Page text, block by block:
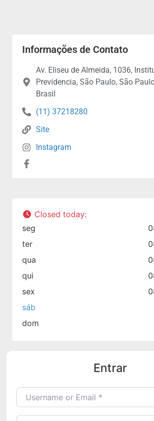
Informações de Contato
Av. Eliseu de Almeida, 1036,
Previdencia, São Paulo, São
Brasil
(11) 37218280
Site
Instagram
Closed today:
seg
ter
qua
qui
sex
sáb
dom
Entrar
Username or Email*
Senha*